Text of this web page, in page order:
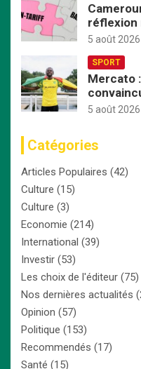
réflexion
mise en
5 août 2026
SPORT
Mercato
offre
5 août 2026
Catégories
Articles Populaires (42)
Culture (15)
Culture (3)
Economie (214)
International (39)
Investir (53)
Les choix de l'éditeur (75)
Nos dernières actualités
Opinion (57)
Politique (153)
Recommendés (17)
Santé (15)